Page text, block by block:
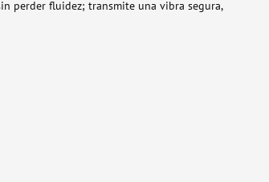
perder fluidez; transmite una vibra segura,